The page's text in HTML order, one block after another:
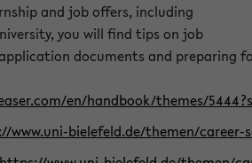
and job offers, including
you will find tips on job
documents and preparing
en/handbook/themes/
www.uni-bielefeld.de/themen/career-